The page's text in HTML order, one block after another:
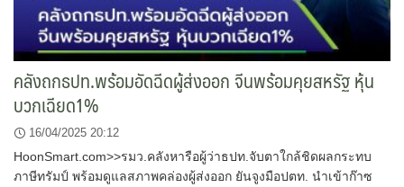
คลังถกธปท.พร้อมอัดฉีดผู้ส่งออก จีนพร้อมคุยสหรัฐ หุ้น
บวกเฉียด1%
16/04/2025 20:12
HoonSmart.com>>รมว.คลังหารือผู้ว่าธปท.จับตาใกล้ชิดผลกระทบ
ภาษีทรัมป์ พร้อมดูแลสภาพคล่องผู้ส่งออก ยันจูงมือปตท. นำเข้าก๊าซ